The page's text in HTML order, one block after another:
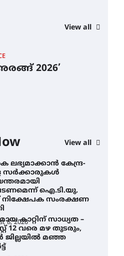
View all
2026’
View all
എൻ. ആര്യ
ഓഫ് ഹിന്ദ് റജബ് ”
ഫിലിം
ആഗസ്റ്റ് 7
സ്‌ക്രീൻ
8, 2026
ബാങ്കിലെ
ലഭ്യമാക്കാൻ കേന്ദ്ര-
സർക്കാരുകൾ
ഐ.ടി.യു.
നിക്ഷേപക സംരക്ഷണ
8, 2026
കാറ്റിന് സാധ്യത –
12 വരെ മഴ തുടരും,
മഞ്ഞ